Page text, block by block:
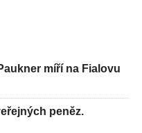
míří na Fialovu
peněz.